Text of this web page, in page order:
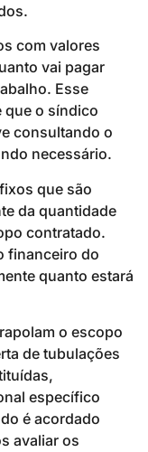
com valores
vai pagar
Esse
que o síndico
consultando o
necessário.
que são
da quantidade
contratado.
financeiro do
quanto estará
o escopo
de tubulações
específico
é acordado
avaliar os